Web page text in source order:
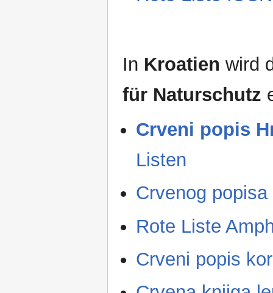
In Kroatien wird
für Naturschutz
Crveni popis
Listen
Crvenog
Rote Liste
Crveni popis